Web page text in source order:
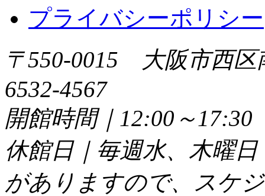
プライバシーポリシー
〒550-0015 大阪市西
6532-4567
開館時間｜12:00～
休館日｜毎週水、木曜
がありますので、スケ